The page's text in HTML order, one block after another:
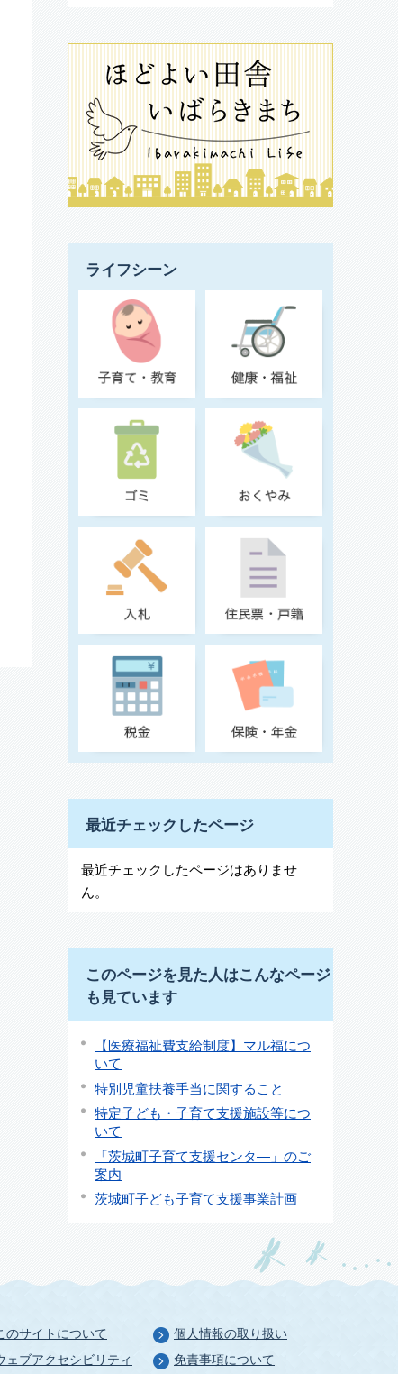
ライフシーン
最近チェックしたページ
最近チェックしたページはありませ
ん。
このページを見た人はこんなページ
も見ています
【医療福祉費支給制度】マル福につ
いて
特別児童扶養手当に関すること
特定子ども・子育て支援施設等につ
いて
「茨城町子育て支援センタ―」のご
案内
茨城町子ども子育て支援事業計画
のサイトについて
個人情報の取り扱い
ェブアクセシビリティ
免責事項について